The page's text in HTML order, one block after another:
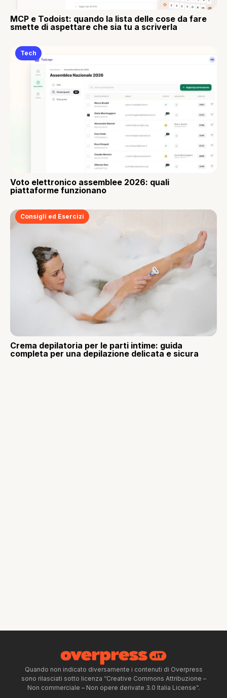
MCP e Todoist: quando la lista delle cose da fare
smette di aspettare che sia tu a scriverla
Tech
Voto elettronico assemblee 2026: quali
piattaforme funzionano
Consigli ed Esercizi
Crema depilatoria per le parti intime: guida
completa per una depilazione delicata e sicura
Quando non indicato diversamente i contenuti di Overpress
sono rilasciati sotto licenza “Creative Commons Attribuzione –
Non commerciale – Non opere derivate 3.0 Italia License”.